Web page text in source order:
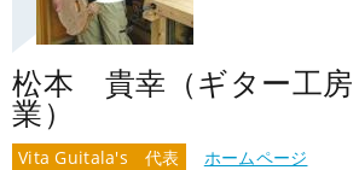
松本 貴幸（ギター工房
業）
Vita Guitala's 代表 ホームページ